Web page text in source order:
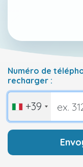
Numéro de
recharger :
+39